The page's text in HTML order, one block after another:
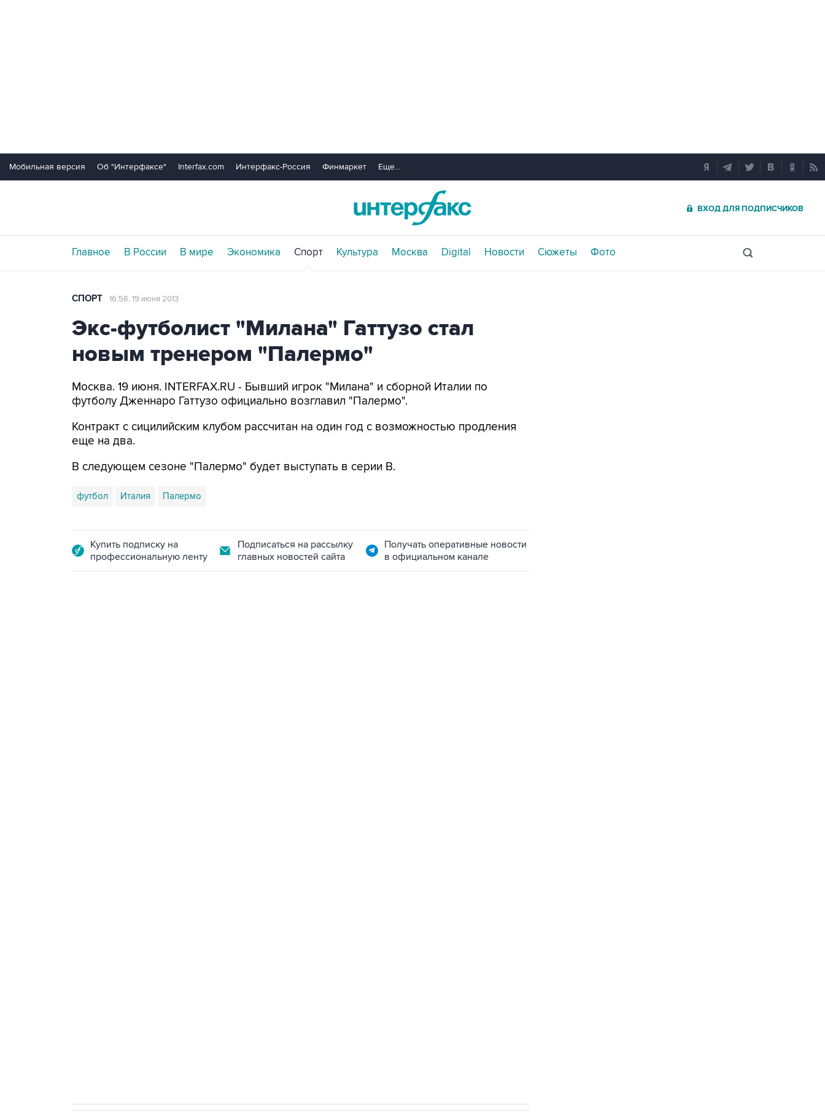
Мобильная версия Об "Интерфаксе" Interfax.com Интерфакс-Россия Финмаркет Еще...
ВХОД ДЛЯ ПОДПИСЧИКОВ
Главное В России В мире Экономика Спорт Культура Москва Digital Новости Сюжеты Фото
СПОРТ 16:58, 19 июня 2013
Экс-футболист "Милана" Гаттузо стал
новым тренером "Палермо"
Москва. 19 июня. INTERFAX.RU - Бывший игрок "Милана" и сборной Италии по
футболу Дженнаро Гаттузо официально возглавил "Палермо".
Контракт с сицилийским клубом рассчитан на один год с возможностью продления
еще на два.
В следующем сезоне "Палермо" будет выступать в серии В.
футбол Италия Палермо
Купить подписку на
профессиональную ленту
Подписаться на рассылку
главных новостей сайта
Получать оперативные новости
в официальном канале